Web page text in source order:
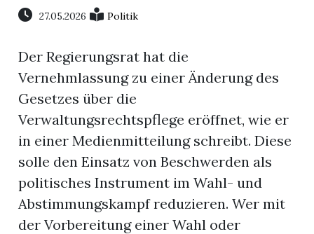
27.05.2026 Politik
Der Regierungsrat hat die
Vernehmlassung zu einer Änderung des
Gesetzes über die
Verwaltungsrechtspflege eröffnet, wie er
in einer Medienmitteilung schreibt. Diese
solle den Einsatz von Beschwerden als
politisches Instrument im Wahl- und
Abstimmungskampf reduzieren. Wer mit
der Vorbereitung einer Wahl oder